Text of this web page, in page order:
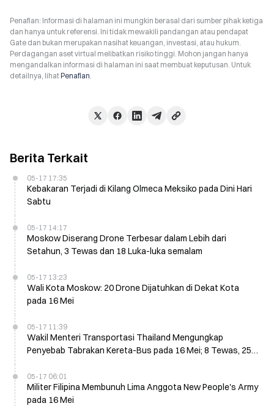
Penafian: Informasi di halaman ini mungkin berasal dari sumber pihak ketiga
dan hanya untuk referensi. Ini tidak mewakili pandangan atau pendapat
Gate dan bukan merupakan nasihat keuangan, investasi, atau hukum.
Perdagangan aset virtual melibatkan risiko tinggi. Mohon jangan hanya
mengandalkan informasi di halaman ini saat membuat keputusan. Untuk
detailnya, lihatPenafian.
Berita Terkait
05-17 17:35
Kebakaran Terjadi di Kilang Olmeca Meksiko pada Dini Hari
Sabtu
05-17 14:17
Moskow Diserang Drone Terbesar dalam Lebih dari
Setahun, 3 Tewas dan 18 Luka-luka semalam
05-17 13:23
Wali Kota Moskow: 20 Drone Dijatuhkan di Dekat Kota
pada 16 Mei
05-17 11:39
Wakil Menteri Transportasi Thailand Mengungkap
Penyebab Tabrakan Kereta-Bus pada 16 Mei; 8 Tewas, 25
05-17 06:01
Militer Filipina Membunuh Lima Anggota New People's Army
pada 16 Mei